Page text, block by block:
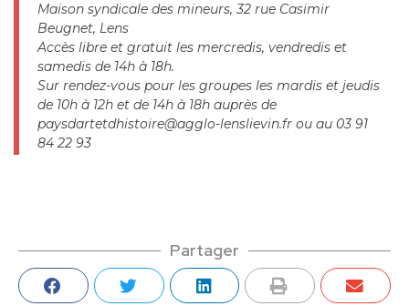
Maison syndicale des mineurs, 32 rue Casimir
Beugnet, Lens
Accès libre et gratuit les mercredis, vendredis et
samedis de 14h à 18h.
Sur rendez-vous pour les groupes les mardis et jeudis
de 10h à 12h et de 14h à 18h auprès de
paysdartetdhistoire@agglo-lenslievin.fr ou au 03 91
84 22 93
Partager